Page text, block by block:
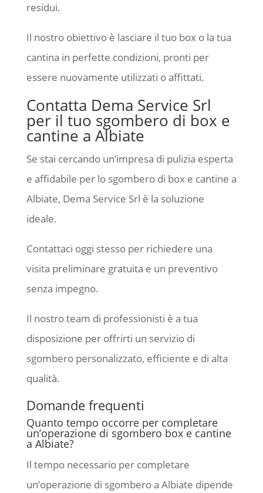
residui.
Il nostro obiettivo è lasciare il tuo box o la tua
cantina in perfette condizioni, pronti per
essere nuovamente utilizzati o affittati.
Contatta Dema Service Srl
per il tuo sgombero di box e
cantine a Albiate
Se stai cercando un’impresa di pulizia esperta
e affidabile per lo sgombero di box e cantine a
Albiate, Dema Service Srl è la soluzione
ideale.
Contattaci oggi stesso per richiedere una
visita preliminare gratuita e un preventivo
senza impegno.
Il nostro team di professionisti è a tua
disposizione per offrirti un servizio di
sgombero personalizzato, efficiente e di alta
qualità.
Domande frequenti
Quanto tempo occorre per completare
un’operazione di sgombero box e cantine
a Albiate?
Il tempo necessario per completare
un’operazione di sgombero a Albiate dipende